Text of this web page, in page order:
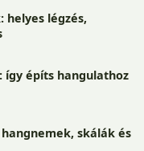
helyes légzés,
így építs hangulathoz
skálák és